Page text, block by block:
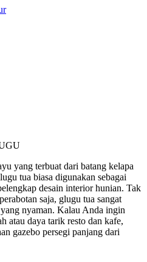
yang terbuat dari batang kelapa
tua biasa digunakan sebagai
desain interior hunian. Tak
saja, glugu tua sangat
nyaman. Kalau Anda ingin
atau daya tarik resto dan kafe,
gazebo persegi panjang dari